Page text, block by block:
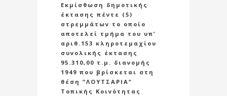
Εκμίσθωση δημοτικής
έκτασης πέντε (5)
στρεμμάτων το οποίο
αποτελεί τμήμα του υπ’
αριθ.153 κληροτεμαχίου
συνολικής έκτασης
95.310,00 τ.μ. διανομής
1949 που βρίσκεται στη
θέση ”ΛΟΥΤΣΑΡΙΑ”
Τοπικής Κοινότητας